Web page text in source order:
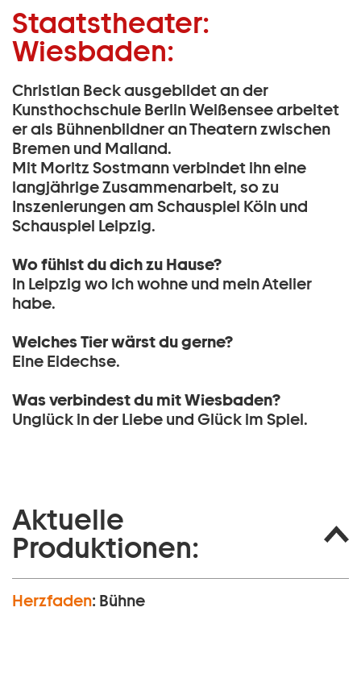
Zum Hauptinhalt springen
Zum Footer springen
Staatstheater:
Wiesbaden:
Bühne:
Christian Beck:
Christian Beck ausgebildet an der
Kunsthochschule Berlin Weißensee arbeitet
er als Bühnenbildner an Theatern zwischen
Bremen und Mailand.
Mit Moritz Sostmann verbindet ihn eine
langjährige Zusammenarbeit, so zu
Inszenierungen am Schauspiel Köln und
Schauspiel Leipzig.
Wo fühlst du dich zu Hause?
In Leipzig wo ich wohne und mein Atelier
habe.
Welches Tier wärst du gerne?
Eine Eidechse.
Was verbindest du mit Wiesbaden?
Unglück in der Liebe und Glück im Spiel.
Aktuelle
Produktionen:
Herzfaden: Bühne